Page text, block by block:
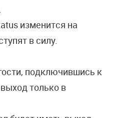
изменится на
в силу.
подключившись к
только в